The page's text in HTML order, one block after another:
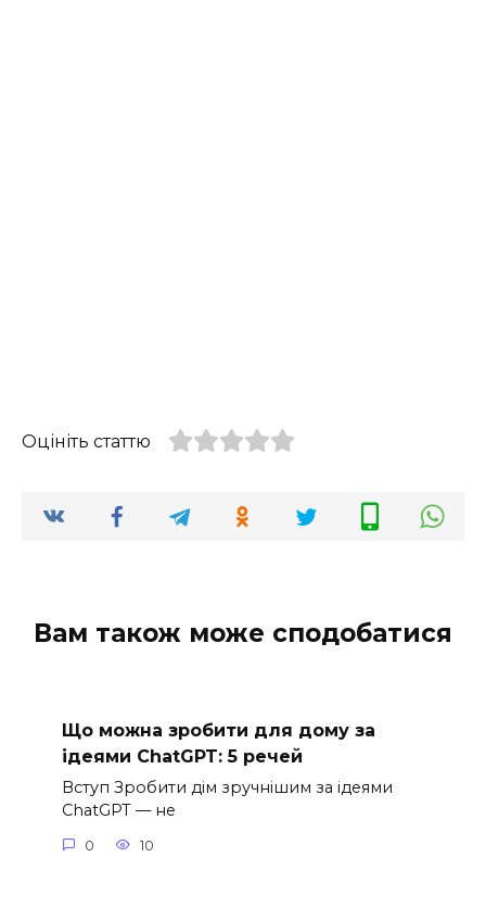
Оцініть статтю
Вам також може сподобатися
Що можна зробити для дому за
ідеями ChatGPT: 5 речей
Вступ Зробити дім зручнішим за ідеями
ChatGPT — не
0 10